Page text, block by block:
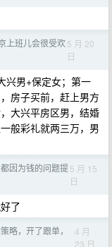
上班儿会很受欢5 月 20
日
兴男+保定女；第一
房子买前，赶上男方
大兴平房区男，结婚
般彩礼就两三万，男
因为钱的问题提 5 月 15
日
了
略，开了跟单，
4 月
23 日